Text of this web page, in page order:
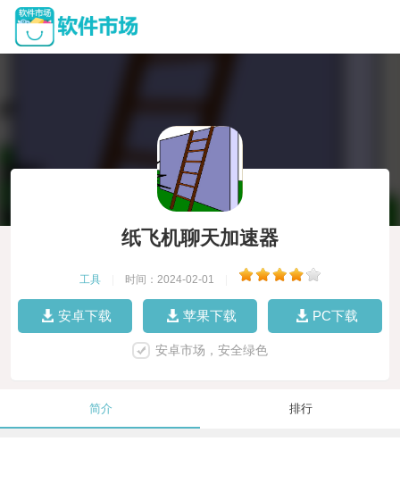
纸飞机聊天加速器
工具 时间：2024-02-01
安卓下载 苹果下载 PC下载
安卓市场，安全绿色
简介 排行